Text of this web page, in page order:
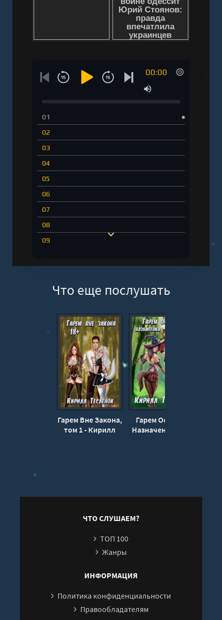
00:00
01
02
03
04
05
06
07
08
09
Что еще послушать
Гарем Вне Закона,
том 1 - Кирилл
Гарем Особого
Назначения, том
ЧТО СЛУШАЕМ?
ТОП 100
Жанры
ИНФОРМАЦИЯ
Политика конфиденциальности
Правообладателям